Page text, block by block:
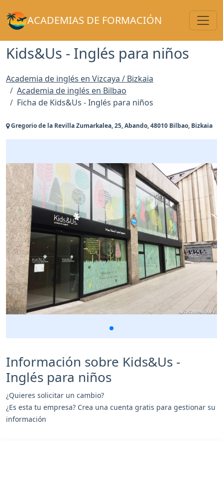
ACADEMIAS DE FORMACIÓN
Kids&Us - Inglés para niños
Academia de inglés en Vizcaya / Bizkaia
Academia de inglés en Bilbao
Ficha de Kids&Us - Inglés para niños
Gregorio de la Revilla Zumarkalea, 25, Abando, 48010 Bilbao, Bizkaia
Información sobre Kids&Us -
Inglés para niños
¿Quieres solicitar un cambio?
¿Es esta tu empresa? Crea una cuenta gratis para gestionar su
información